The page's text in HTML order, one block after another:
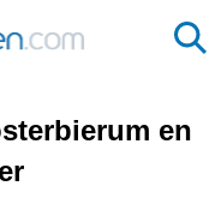
en